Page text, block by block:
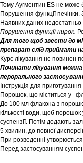
Тому Аугментин ES не може
Порушення функції печінки.
Наявних даних
Порушення функції нирок.
Для того щоб звести до
препарат слід приймати
Курс лікування не повинен
Починати лікування
перорального
Інструкція для приготування
Порошок, що міститься у
До 100 мл флакона з
кількості води, щоб
суспензії. Потім додають
5 хвилин, до повної
При розведенні
Перед застосуванням